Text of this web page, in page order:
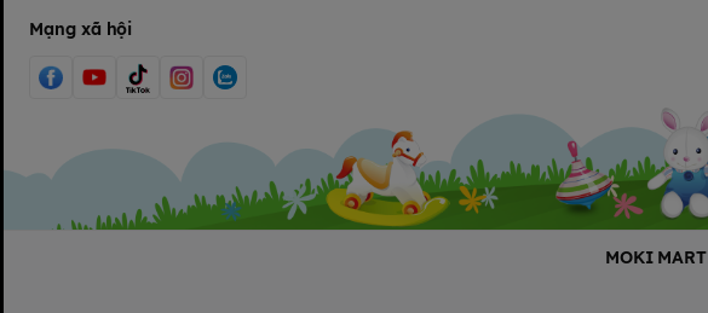
Mạng xã hội
MOKI MART